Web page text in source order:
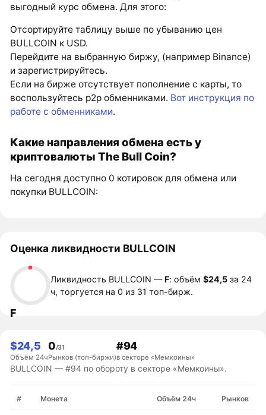
выгодный курс обмена. Для этого:
Отсортируйте таблицу выше по убыванию цен
BULLCOIN к USD.
Перейдите на выбранную биржу, (например Binance)
и зарегистрируйтесь.
Если на бирже отсутствует пополнение с карты, то
воспользуйтесь p2p обменниками. Вот инструкция по
работе с обменниками.
Какие направления обмена есть у
криптовалюты The Bull Coin?
На сегодня доступно 0 котировок для обмена или
покупки BULLCOIN:
Оценка ликвидности BULLCOIN
F
Ликвидность BULLCOIN —F: объём$24,5 за 24
ч, торгуется на 0 из 31 топ-бирж.
$24,5
Объём 24ч
0/31
Рынков (топ-биржи)
#94
в секторе «Мемкоины»
BULLCOIN — #94 по обороту в секторе «Мемкоины».
# Монета Объём 24ч Рынков